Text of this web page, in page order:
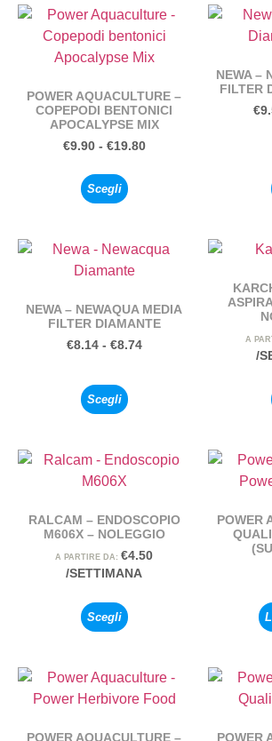
POWER AQUACULTURE –
COPEPODI BENTONICI
APOCALYPSE MIX
€9.90 - €19.80
Scegli
NEWA –
FILTER
€
NEWA – NEWAQUA MEDIA
FILTER DIAMANTE
€8.14 - €8.74
Scegli
A
/
RALCAM – ENDOSCOPIO
M606X – NOLEGGIO
A PARTIRE DA: €4.50
/SETTIMANA
Scegli
POWER
POWER AQUACULTURE – POWER